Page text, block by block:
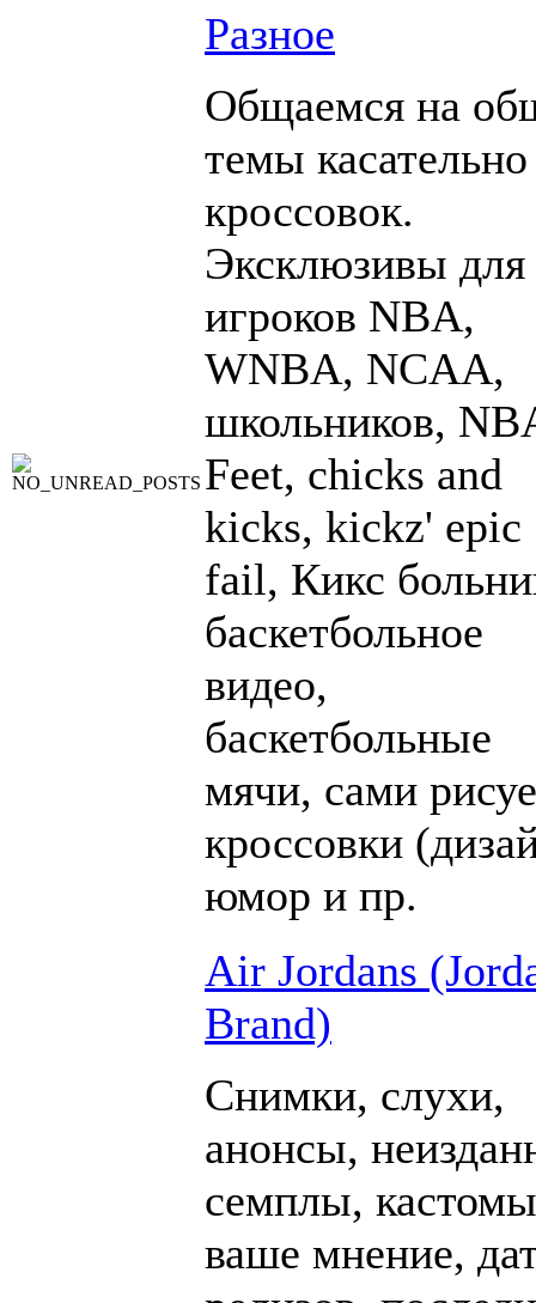
Разное
Общаемся на
темы касательно
кроссовок.
Эксклюзивы для
игроков NBA,
WNBA, NCAA,
школьников,
Feet, chicks and
kicks, kickz' epic
fail, Кикс
баскетбольное
видео,
баскетбольные
мячи, сами
кроссовки
юмор и пр.
Air Jordans
Brand)
Снимки, слухи,
анонсы,
семплы,
ваше мнение,